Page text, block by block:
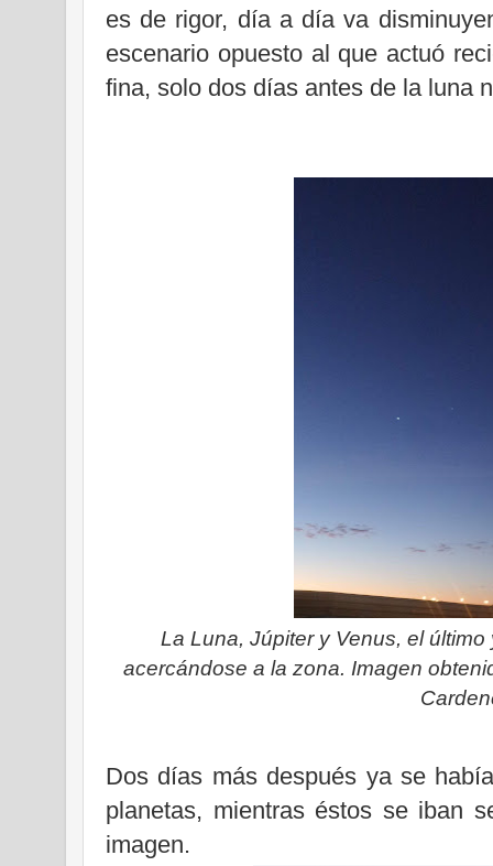
es de rigor, día a día va
escenario opuesto al que actuó
fina, solo dos días antes de la luna
La Luna, Júpiter y Venus, el
acercándose a la zona. Imagen
Dos días más después ya se
planetas, mientras éstos se iban
imagen.